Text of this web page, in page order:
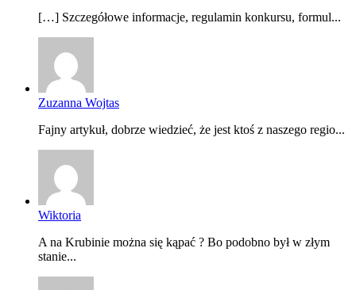
[…] Szczegółowe informacje, regulamin konkursu, formul...
Zuzanna Wojtas
Fajny artykuł, dobrze wiedzieć, że jest ktoś z naszego regio...
Wiktoria
A na Krubinie można się kąpać ? Bo podobno był w złym
stanie...